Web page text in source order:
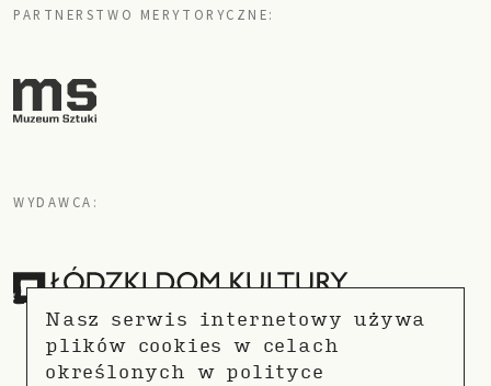
PARTNERSTWO MERYTORYCZNE:
WYDAWCA:
Nasz serwis internetowy używa
plików cookies w celach
określonych w polityce